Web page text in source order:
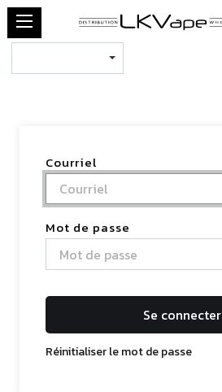
Courriel
Mot de passe
Se connecter
Réinitialiser le mot de passe